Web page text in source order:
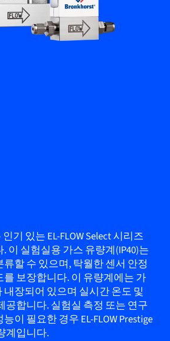
인기 있는 EL-FLOW Select 시리즈
이 실험실용 가스 유량계(IP40)는
할 수 있으며, 탁월한 센서 안정
보장합니다. 이 유량계에는 가
장되어 있으며 실시간 온도 및
공합니다. 실험실 측정 또는 연구
이 필요한 경우 EL-FLOW Prestige
계입니다.